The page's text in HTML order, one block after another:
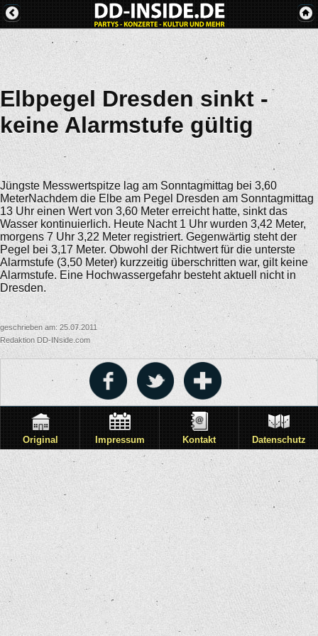
Elbpegel Dresden sinkt -
keine Alarmstufe gültig
Jüngste Messwertspitze lag am Sonntagmittag bei 3,60
MeterNachdem die Elbe am Pegel Dresden am Sonntagmittag
13 Uhr einen Wert von 3,60 Meter erreicht hatte, sinkt das
Wasser kontinuierlich. Heute Nacht 1 Uhr wurden 3,42 Meter,
morgens 7 Uhr 3,22 Meter registriert. Gegenwärtig steht der
Pegel bei 3,17 Meter. Obwohl der Richtwert für die unterste
Alarmstufe (3,50 Meter) kurzzeitig überschritten war, gilt keine
Alarmstufe. Eine Hochwassergefahr besteht aktuell nicht in
Dresden.
geschrieben am: 25.07.2011
Redaktion DD-INside.com
Original Impressum Kontakt Datenschutz